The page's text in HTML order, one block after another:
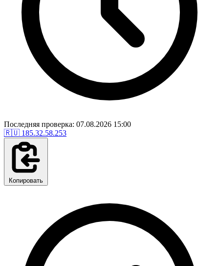
Последняя проверка: 07.08.2026 15:00
🇷🇺 185.32.58.253
Копировать